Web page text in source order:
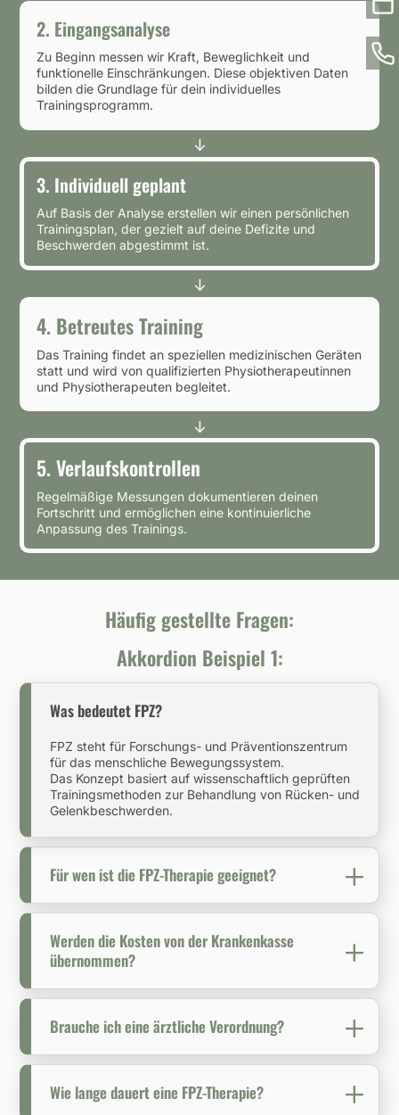
2. Eingangsanalyse
Zu Beginn messen wir Kraft, Beweglichkeit und
funktionelle Einschränkungen. Diese objektiven Daten
bilden die Grundlage für dein individuelles
Trainingsprogramm.
3. Individuell geplant
Auf Basis der Analyse erstellen wir einen persönlichen
Trainingsplan, der gezielt auf deine Defizite und
Beschwerden abgestimmt ist.
4.Betreutes Training
Das Training findet an speziellen medizinischen Geräten
statt und wird von qualifizierten Physiotherapeutinnen
und Physiotherapeuten begleitet.
5.Verlaufskontrollen
Regelmäßige Messungen dokumentieren deinen
Fortschritt und ermöglichen eine kontinuierliche
Anpassung des Trainings.
Häufig gestellte Fragen:
Akkordion Beispiel 1:
Was bedeutet FPZ?
FPZ steht für Forschungs- und Präventionszentrum
für das menschliche Bewegungssystem.
Das Konzept basiert auf wissenschaftlich geprüften
Trainingsmethoden zur Behandlung von Rücken- und
Gelenkbeschwerden.
Für wen ist die FPZ-Therapie geeignet?
Werden die Kosten von der Krankenkasse
übernommen?
Brauche ich eine ärztliche Verordnung?
Wie lange dauert eine FPZ-Therapie?